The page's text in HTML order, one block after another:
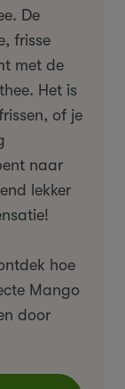
De
frisse
met de
Het is
of je
naar
lekker
hoe
Mango
door